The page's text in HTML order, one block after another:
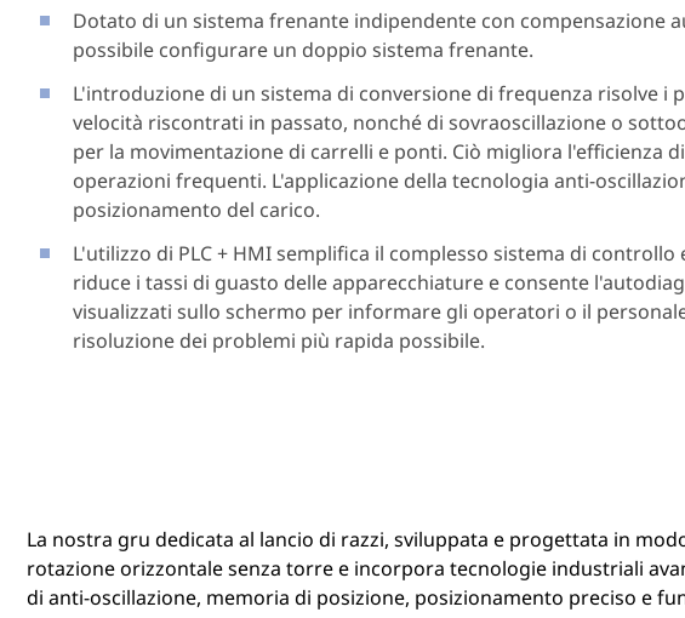
Dotato di un sistema frenante indipendente con compensazione
possibile configurare un doppio sistema frenante.
L'introduzione di un sistema di conversione di frequenza risolve i
velocità riscontrati in passato, nonché di sovraoscillazione o
per la movimentazione di carrelli e ponti. Ciò migliora l'efficienza
operazioni frequenti. L'applicazione della tecnologia anti-
posizionamento del carico.
L'utilizzo di PLC + HMI semplifica il complesso sistema di
riduce i tassi di guasto delle apparecchiature e consente
visualizzati sullo schermo per informare gli operatori o il
risoluzione dei problemi più rapida possibile.
La nostra gru dedicata al lancio di razzi, sviluppata e progettata in
rotazione orizzontale senza torre e incorpora tecnologie industriali
di anti-oscillazione, memoria di posizione, posizionamento preciso e